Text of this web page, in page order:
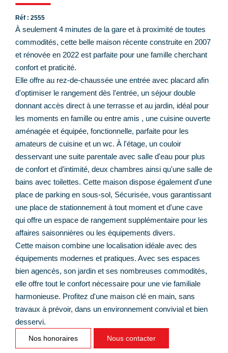
Réf : 2555
À seulement 4 minutes de la gare et à proximité de toutes
commodités, cette belle maison récente construite en 2007
et rénovée en 2022 est parfaite pour une famille cherchant
confort et praticité.
Elle offre au rez-de-chaussée une entrée avec placard afin
d'optimiser le rangement dès l'entrée, un séjour double
donnant accès direct à une terrasse et au jardin, idéal pour
les moments en famille ou entre amis , une cuisine ouverte
aménagée et équipée, fonctionnelle, parfaite pour les
amateurs de cuisine et un wc. À l'étage, un couloir
desservant une suite parentale avec salle d'eau pour plus
de confort et d'intimité, deux chambres ainsi qu'une salle de
bains avec toilettes. Cette maison dispose également d'une
place de parking en sous-sol, Sécurisée, vous garantissant
une place de stationnement à tout moment et d'une cave
qui offre un espace de rangement supplémentaire pour les
affaires saisonnières ou les équipements divers.
Cette maison combine une localisation idéale avec des
équipements modernes et pratiques. Avec ses espaces
bien agencés, son jardin et ses nombreuses commodités,
elle offre tout le confort nécessaire pour une vie familiale
harmonieuse. Profitez d'une maison clé en main, sans
travaux à prévoir, dans un environnement convivial et bien
desservi.
Nos honoraires Nous contacter